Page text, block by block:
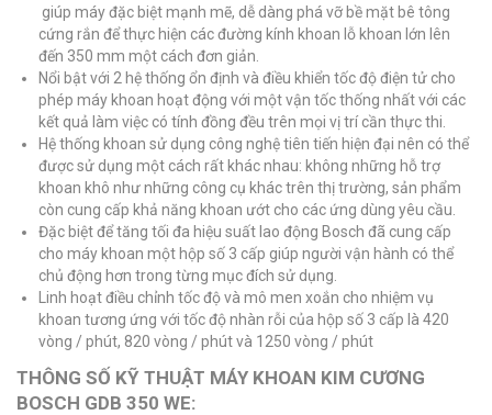
giúp máy đặc biệt mạnh mẽ, dễ dàng phá vỡ bề mặt bê tông
cứng rắn để thực hiện các đường kính khoan lỗ khoan lớn lên
đến 350 mm một cách đơn giản.
Nổi bật với 2 hệ thống ổn định và điều khiển tốc độ điện tử cho
phép máy khoan hoạt động với một vận tốc thống nhất với các
kết quả làm việc có tính đồng đều trên mọi vị trí cần thực thi.
Hệ thống khoan sử dụng công nghệ tiên tiến hiện đại nên có thể
được sử dụng một cách rất khác nhau: không những hỗ trợ
khoan khô như những công cụ khác trên thị trường, sản phẩm
còn cung cấp khả năng khoan ướt cho các ứng dùng yêu cầu.
Đặc biệt để tăng tối đa hiệu suất lao động Bosch đã cung cấp
cho máy khoan một hộp số 3 cấp giúp người vận hành có thể
chủ động hơn trong từng mục đích sử dụng.
Linh hoạt điều chỉnh tốc độ và mô men xoắn cho nhiệm vụ
khoan tương ứng với tốc độ nhàn rỗi của hộp số 3 cấp là 420
vòng / phút, 820 vòng / phút và 1250 vòng / phút
THÔNG SỐ KỸ THUẬT MÁY KHOAN KIM CƯƠNG
BOSCH GDB 350 WE: